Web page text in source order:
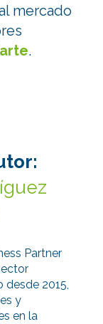
mercado
.
Partner
2015,
y
en la